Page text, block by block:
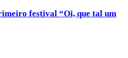
festival “Oi, que tal um